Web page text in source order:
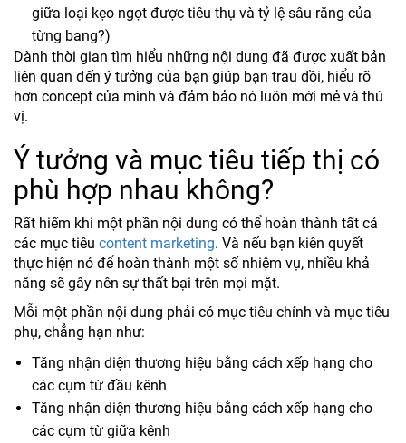
giữa loại kẹo ngọt được tiêu thụ và tỷ lệ sâu răng của
từng bang?)
Dành thời gian tìm hiểu những nội dung đã được xuất bản
liên quan đến ý tưởng của bạn giúp bạn trau dồi, hiểu rõ
hơn concept của mình và đảm bảo nó luôn mới mẻ và thú
vị.
Ý tưởng và mục tiêu tiếp thị có
phù hợp nhau không?
Rất hiếm khi một phần nội dung có thể hoàn thành tất cả
các mục tiêu content marketing. Và nếu bạn kiên quyết
thực hiện nó để hoàn thành một số nhiệm vụ, nhiều khả
năng sẽ gây nên sự thất bại trên mọi mặt.
Mỗi một phần nội dung phải có mục tiêu chính và mục tiêu
phụ, chẳng hạn như:
Tăng nhận diện thương hiệu bằng cách xếp hạng cho
các cụm từ đầu kênh
Tăng nhận diện thương hiệu bằng cách xếp hạng cho
các cụm từ giữa kênh